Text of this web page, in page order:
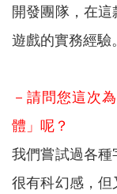
開發團隊，在
遊戲的實務經驗。
－請問您這次
體」呢？
我們嘗試過各
很有科幻感，